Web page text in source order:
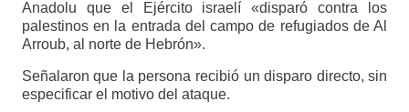
Anadolu que el Ejército israelí «disparó contra los
palestinos en la entrada del campo de refugiados de Al
Arroub, al norte de Hebrón».
Señalaron que la persona recibió un disparo directo, sin
especificar el motivo del ataque.